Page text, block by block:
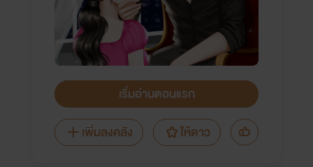
เริ่มอ่านตอนแรก
เพิ่มลงคลัง
ให้ดาว